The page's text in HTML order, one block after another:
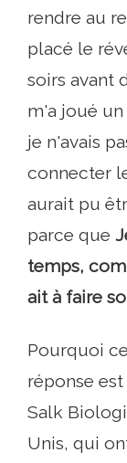
rendre au
placé le
soirs avant
m'a joué
je n'avais
connecter
aurait pu
parce que
temps,
ait à faire
Pourquoi
réponse
Salk
Unis, qui